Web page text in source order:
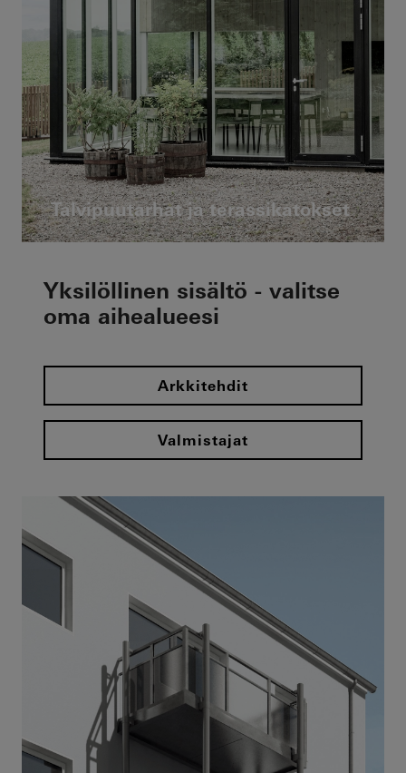
Talvipuutarhat ja terassikatokset
Yksilöllinen sisältö - valitse
oma aihealueesi
Arkkitehdit
Valmistajat